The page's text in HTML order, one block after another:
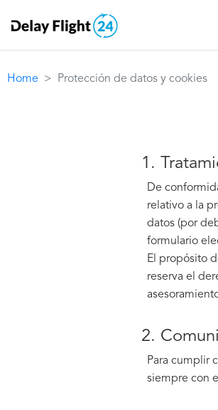
Home Protección de datos y cookies
1.
De
relativo a la
datos (por
formulario
El propósito
reserva el
2.
Para cumplir
siempre con